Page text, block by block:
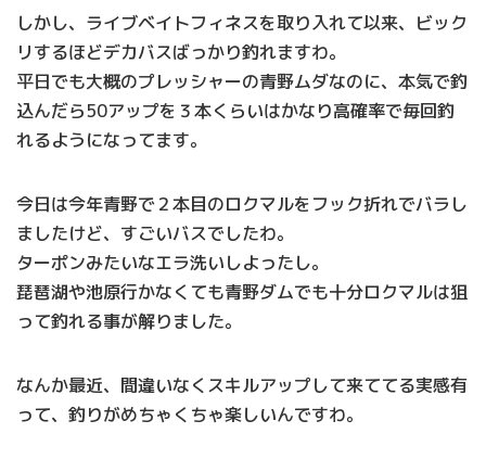
しかし、ライブベイトフィネスを取り入れて以来、ビック
リするほどデカバスばっかり釣れますわ。
平日でも大概のプレッシャーの青野ムダなのに、本気で釣
込んだら50アップを３本くらいはかなり高確率で毎回釣
れるようになってます。
今日は今年青野で２本目のロクマルをフック折れでバラし
ましたけど、すごいバスでしたわ。
ターポンみたいなエラ洗いしよったし。
琵琶湖や池原行かなくても青野ダムでも十分ロクマルは狙
って釣れる事が解りました。
なんか最近、間違いなくスキルアップして来ててる実感有
って、釣りがめちゃくちゃ楽しいんですわ。